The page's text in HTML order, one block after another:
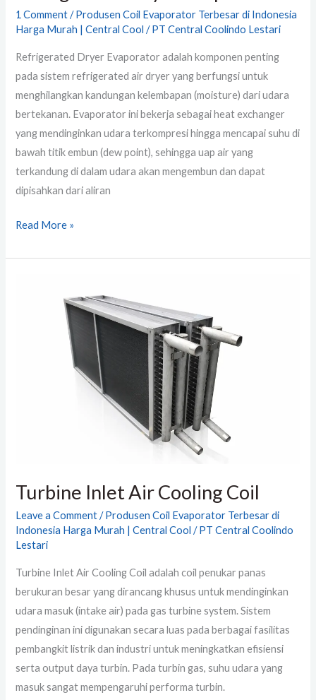
1 Comment /Produsen Coil Evaporator Terbesar di Indonesia
Harga Murah | Central Cool /PT Central Coolindo Lestari
Refrigerated Dryer Evaporator adalah komponen penting
pada sistem refrigerated air dryer yang berfungsi untuk
menghilangkan kandungan kelembapan (moisture) dari udara
bertekanan. Evaporator ini bekerja sebagai heat exchanger
yang mendinginkan udara terkompresi hingga mencapai suhu di
bawah titik embun (dew point), sehingga uap air yang
terkandung di dalam udara akan mengembun dan dapat
dipisahkan dari aliran
Read More »
Turbine Inlet Air Cooling Coil
Leave a Comment /Produsen Coil Evaporator Terbesar di
Indonesia Harga Murah | Central Cool /PT Central Coolindo
Lestari
Turbine Inlet Air Cooling Coil adalah coil penukar panas
berukuran besar yang dirancang khusus untuk mendinginkan
udara masuk (intake air) pada gas turbine system. Sistem
pendinginan ini digunakan secara luas pada berbagai fasilitas
pembangkit listrik dan industri untuk meningkatkan efisiensi
serta output daya turbin. Pada turbin gas, suhu udara yang
masuk sangat mempengaruhi performa turbin.